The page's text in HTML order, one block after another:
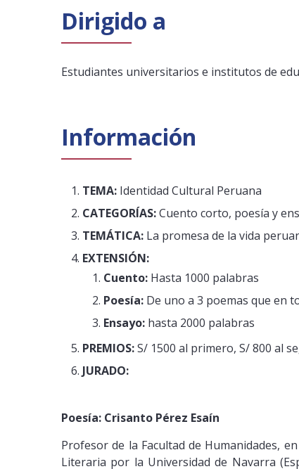
Dirigido a
Estudiantes universitarios e institutos de
Información
TEMA: Identidad Cultural Peruana
CATEGORÍAS:Cuento corto, poesía y
TEMÁTICA: La promesa de la vida
EXTENSIÓN:
Cuento: Hasta 1000 palabras
Poesía: De uno a 3 poemas que en
Ensayo: hasta 2000 palabras
PREMIOS:S/ 1500 al primero, S/ 800 al
JURADO:
Poesía: Crisanto Pérez Esaín
Profesor de la Facultad de Humanidades,
Literaria por la Universidad de Navarra